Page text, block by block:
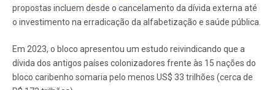
propostas incluem desde o cancelamento da dívida externa até
o investimento na erradicação da alfabetização e saúde pública.
Em 2023, o bloco apresentou um estudo reivindicando que a
dívida dos antigos países colonizadores frente às 15 nações do
bloco caribenho somaria pelo menos US$ 33 trilhões (cerca de